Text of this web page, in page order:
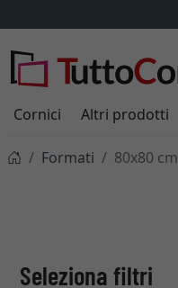
Cornici Altri prodotti
Formati 80x80 cm